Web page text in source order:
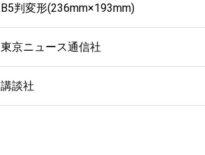
B5判変形(236mm×193mm)
東京ニュース通信社
講談社